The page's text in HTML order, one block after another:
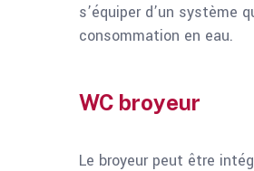
s’équiper d’un système
consommation en eau.
WC broyeur
Le broyeur peut être